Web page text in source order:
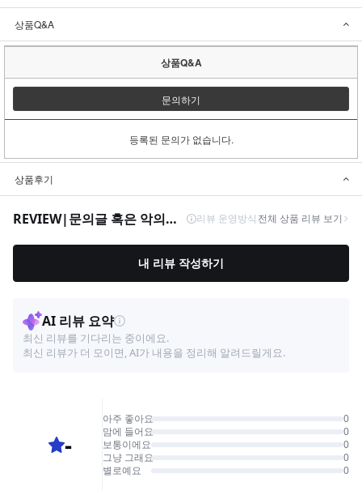
상품Q&A
상품Q&A
문의하기
등록된 문의가 없습니다.
상품후기